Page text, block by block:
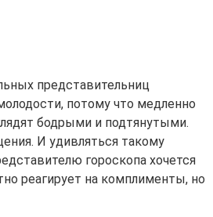
представительниц
потому что медленно
бодрыми и подтянутыми.
И удивляться такому
гороскопа хочется
реагирует на комплименты, но